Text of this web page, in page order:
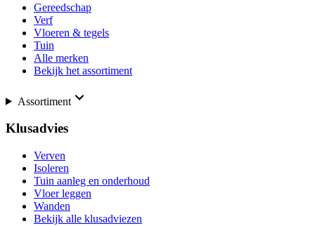
Gereedschap
Verf
Vloeren & tegels
Tuin
Alle merken
Bekijk het assortiment
Assortiment
Klusadvies
Verven
Isoleren
Tuin aanleg en onderhoud
Vloer leggen
Wanden
Bekijk alle klusadviezen